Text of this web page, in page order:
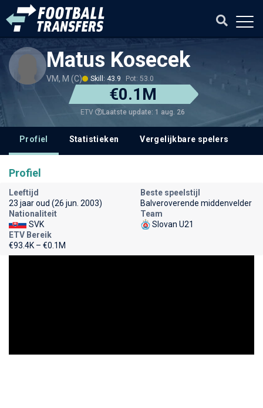
Matus Kosecek
VM, M (C) Skill: 43.9 Pot: 53.0
€0.1M
ETV Laatste update: 1 aug. 26
Profiel Statistieken Vergelijkbare spelers
Profiel
Leeftijd
23 jaar oud (26 jun. 2003)
Beste speelstijl
Balveroverende middenvelder
Nationaliteit
SVK
Team
Slovan U21
ETV Bereik
€93.4K – €0.1M